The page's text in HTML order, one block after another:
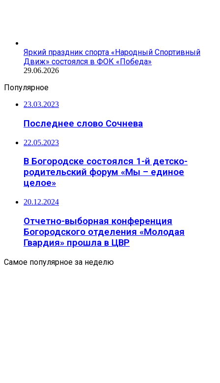
Яркий праздник спорта «Народный Спортивный
Движ» состоялся в ФОК «Победа»
29.06.2026
Популярное
23.03.2023
Последнее слово Сочнева
22.05.2023
В Богородске состоялся 1-й детско-
родительский форум «Мы – единое
целое»
20.12.2024
Отчетно-выборная конференция
Богородского отделения «Молодая
Гвардия» прошла в ЦВР
Самое популярное за неделю